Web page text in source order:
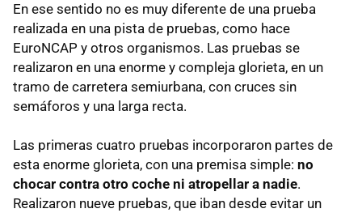
En ese sentido no es muy diferente de una prueba
realizada en una pista de pruebas, como hace
EuroNCAP y otros organismos. Las pruebas se
realizaron en una enorme y compleja glorieta, en un
tramo de carretera semiurbana, con cruces sin
semáforos y una larga recta.
Las primeras cuatro pruebas incorporaron partes de
esta enorme glorieta, con una premisa simple: no
chocar contra otro coche ni atropellar a nadie.
Realizaron nueve pruebas, que iban desde evitar un